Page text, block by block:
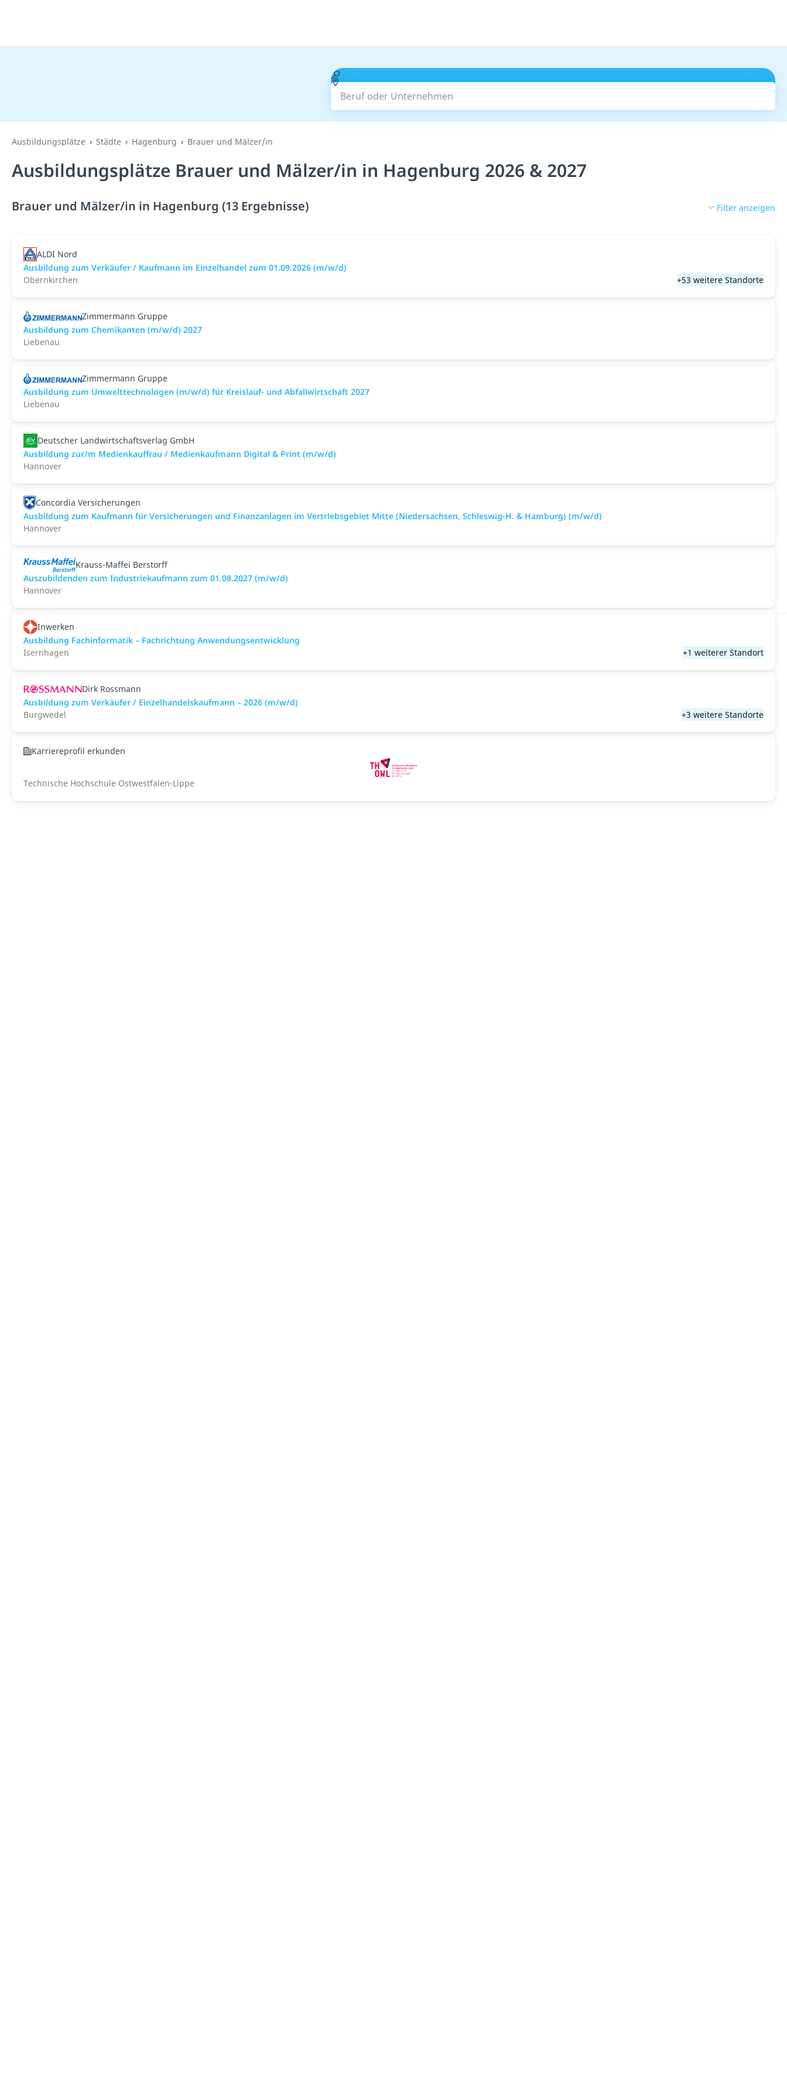
Beruf oder Unternehmen
Ausbildungsplätze Städte Hagenburg Brauer und Mälzer/in
Ausbildungsplätze Brauer und Mälzer/in in Hagenburg 2026 & 2027
Brauer und Mälzer/in in Hagenburg (13 Ergebnisse) Filter anzeigen
ALDI Nord
Ausbildung zum Verkäufer / Kaufmann im Einzelhandel zum 01.09.2026 (m/w/d)
Obernkirchen
+53 weitere Standorte
Zimmermann Gruppe
Ausbildung zum Chemikanten (m/w/d) 2027
Liebenau
Zimmermann Gruppe
Ausbildung zum Umwelttechnologen (m/w/d) für Kreislauf- und Abfallwirtschaft 2027
Liebenau
Deutscher Landwirtschaftsverlag GmbH
Ausbildung zur/m Medienkauffrau / Medienkaufmann Digital & Print (m/w/d)
Hannover
Concordia Versicherungen
Ausbildung zum Kaufmann für Versicherungen und Finanzanlagen im Vertriebsgebiet Mitte (Niedersachsen, Schleswig-H. & Hamburg) (m/w/d)
Hannover
Krauss-Maffei Berstorff
Auszubildenden zum Industriekaufmann zum 01.08.2027 (m/w/d)
Hannover
Inwerken
Ausbildung Fachinformatik – Fachrichtung Anwendungsentwicklung
Isernhagen
+1 weiterer Standort
Dirk Rossmann
Ausbildung zum Verkäufer / Einzelhandelskaufmann – 2026 (m/w/d)
Burgwedel
+3 weitere Standorte
Karriereprofil erkunden
Technische Hochschule Ostwestfalen-Lippe